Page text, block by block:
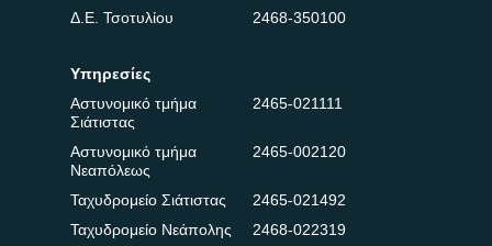
Δ.Ε. Τσοτυλίου
2468-350100
Υπηρεσίες
Αστυνομικό τμήμα
Σιάτιστας
2465-021111
Αστυνομικό τμήμα
Νεαπόλεως
2465-002120
Ταχυδρομείο Σιάτιστας
2465-021492
Ταχυδρομείο Νεάπολης
2468-022319